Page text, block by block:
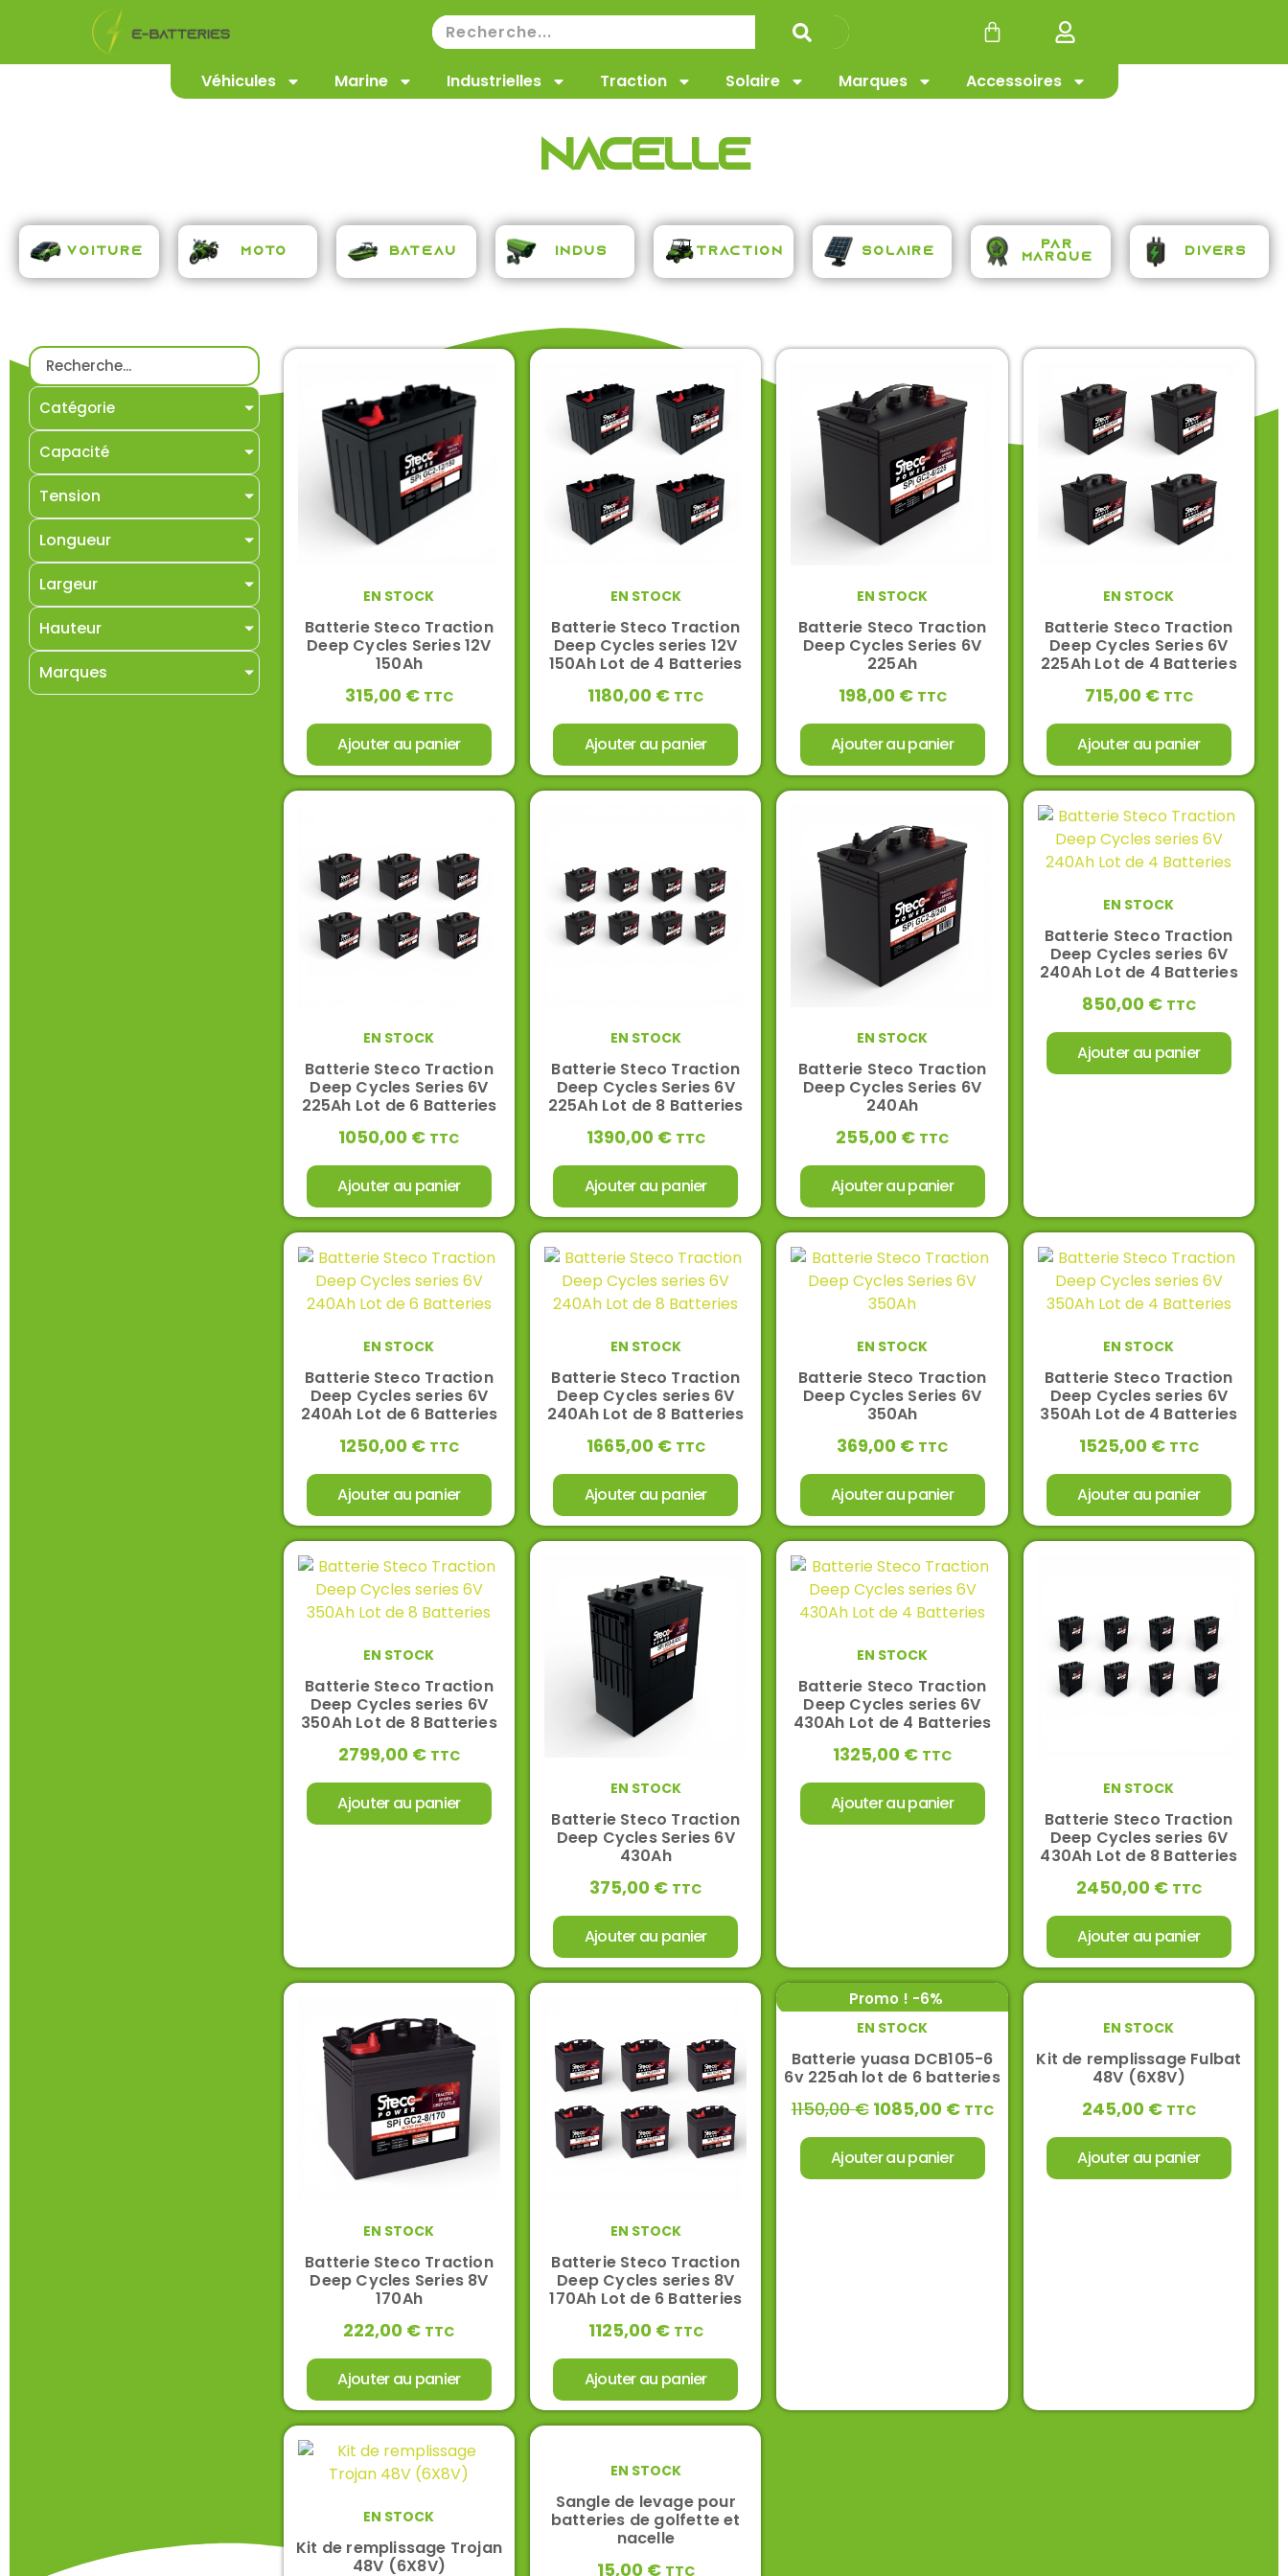
Véhicules Marine Industrielles Traction Solaire Marques Accessoires
Nacelle
Voiture Moto Bateau Indus Traction Solaire
Par
Marque
Divers
Catégorie
Capacité
Tension
Longueur
Largeur
Hauteur
Marques
EN STOCK
Batterie Steco Traction
Deep Cycles Series 12V
150Ah
315,00 € TTC
Ajouter au panier
EN STOCK
Batterie Steco Traction
Deep Cycles series 12V
150Ah Lot de 4 Batteries
1180,00 € TTC
Ajouter au panier
EN STOCK
Batterie Steco Traction
Deep Cycles Series 6V
225Ah
198,00 € TTC
Ajouter au panier
EN STOCK
Batterie Steco Traction
Deep Cycles Series 6V
225Ah Lot de 4 Batteries
715,00 € TTC
Ajouter au panier
EN STOCK
Batterie Steco Traction
Deep Cycles Series 6V
225Ah Lot de 6 Batteries
1050,00 € TTC
Ajouter au panier
EN STOCK
Batterie Steco Traction
Deep Cycles Series 6V
225Ah Lot de 8 Batteries
1390,00 € TTC
Ajouter au panier
EN STOCK
Batterie Steco Traction
Deep Cycles Series 6V
240Ah
255,00 € TTC
Ajouter au panier
EN STOCK
Batterie Steco Traction
Deep Cycles series 6V
240Ah Lot de 4 Batteries
850,00 € TTC
Ajouter au panier
EN STOCK
Batterie Steco Traction
Deep Cycles series 6V
240Ah Lot de 6 Batteries
1250,00 € TTC
Ajouter au panier
EN STOCK
Batterie Steco Traction
Deep Cycles series 6V
240Ah Lot de 8 Batteries
1665,00 € TTC
Ajouter au panier
EN STOCK
Batterie Steco Traction
Deep Cycles Series 6V
350Ah
369,00 € TTC
Ajouter au panier
EN STOCK
Batterie Steco Traction
Deep Cycles series 6V
350Ah Lot de 4 Batteries
1525,00 € TTC
Ajouter au panier
EN STOCK
Batterie Steco Traction
Deep Cycles series 6V
350Ah Lot de 8 Batteries
2799,00 € TTC
Ajouter au panier
EN STOCK
Batterie Steco Traction
Deep Cycles Series 6V
430Ah
375,00 € TTC
Ajouter au panier
EN STOCK
Batterie Steco Traction
Deep Cycles series 6V
430Ah Lot de 4 Batteries
1325,00 € TTC
Ajouter au panier
EN STOCK
Batterie Steco Traction
Deep Cycles series 6V
430Ah Lot de 8 Batteries
2450,00 € TTC
Ajouter au panier
EN STOCK
Batterie Steco Traction
Deep Cycles Series 8V
170Ah
222,00 € TTC
Ajouter au panier
EN STOCK
Batterie Steco Traction
Deep Cycles series 8V
170Ah Lot de 6 Batteries
1125,00 € TTC
Ajouter au panier
Promo ! -6%
EN STOCK
Batterie yuasa DCB105-6
6v 225ah lot de 6 batteries
1150,00€ 1085,00 € TTC
Ajouter au panier
EN STOCK
Kit de remplissage Fulbat
48V (6X8V)
245,00 € TTC
Ajouter au panier
EN STOCK
Kit de remplissage Trojan
48V (6X8V)
EN STOCK
Sangle de levage pour
batteries de golfette et
nacelle
15,00 € TTC